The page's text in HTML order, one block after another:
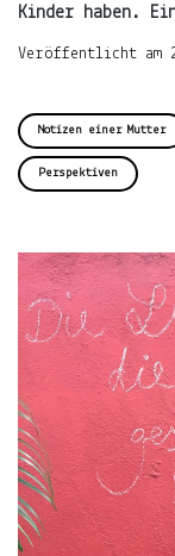
Notizbuch
ÜBER
IMPRESSUM
Willkommen
Kinder haben.
Veröffentlicht am
Notizen einer Mutter
Perspektiven